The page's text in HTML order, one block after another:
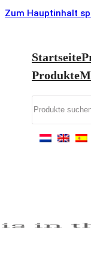
Zum Hauptinhalt
Startseite
Produkte